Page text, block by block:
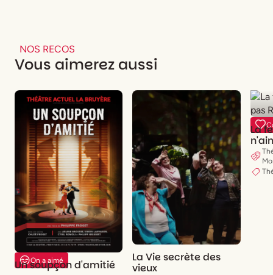
NOS RECOS
Vous aimerez aussi
On a aimé
Un soupçon d'amitié
La Vie secrète des
vieux
La